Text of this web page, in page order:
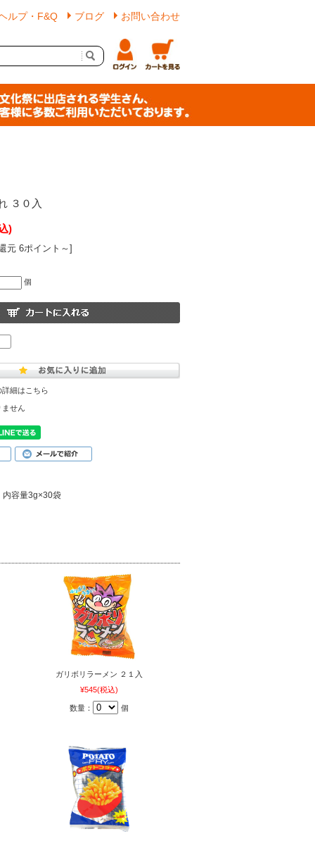
ルプ・F&Q ブログ お問い合わせ
３０入
)
元 6ポイント～]
個
細はこちら
ません
内容量3g×30袋
ガリボリラーメン ２１入
¥545(税込)
数量： 個